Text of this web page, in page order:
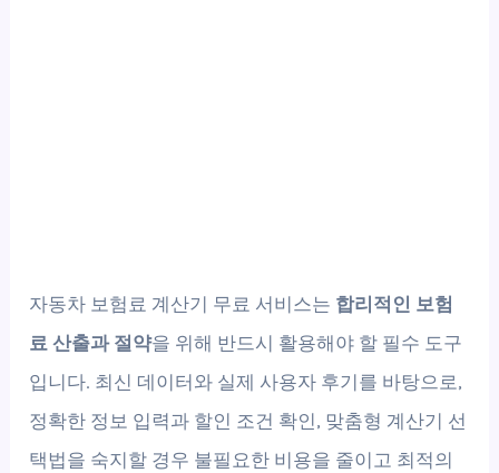
자동차 보험료 계산기 무료 서비스는 합리적인 보험
료 산출과 절약을 위해 반드시 활용해야 할 필수 도구
입니다. 최신 데이터와 실제 사용자 후기를 바탕으로,
정확한 정보 입력과 할인 조건 확인, 맞춤형 계산기 선
택법을 숙지할 경우 불필요한 비용을 줄이고 최적의